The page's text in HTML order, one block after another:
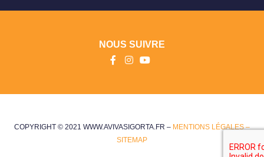
NOUS SUIVRE
COPYRIGHT © 2021 WWW.AVIVASIGORTA.FR – MENTIONS LÉGALES –
SITEMAP